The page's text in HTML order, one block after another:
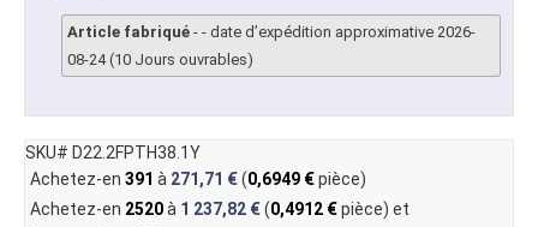
Article fabriqué - - date d’expédition approximative 2026-
08-24 (10 Jours ouvrables)
SKU# D22.2FPTH38.1Y
Achetez-en 391 à 271,71 €(0,6949 €pièce)
Achetez-en 2520à 1 237,82 €(0,4912 €pièce) et